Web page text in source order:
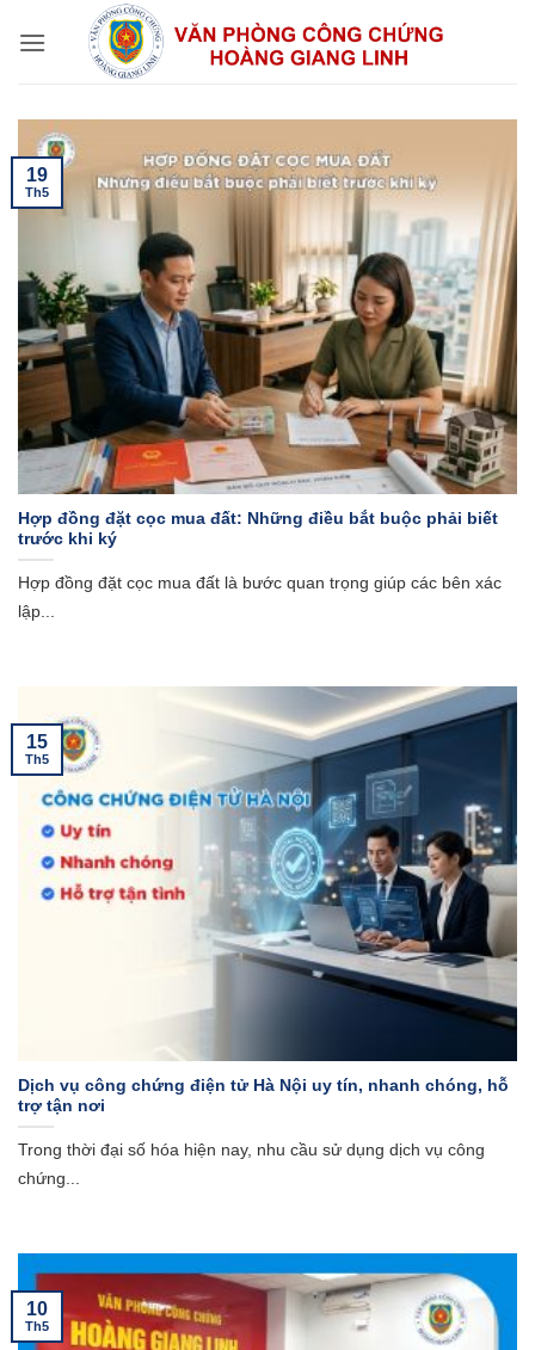
qua
Hợp đồng đặt cọc mua đất: Những điều bắt buộc phải biết
trước khi ký
Hợp đồng đặt cọc mua đất là bước quan trọng giúp các bên xác
lập...
19
Th5
Dịch vụ công chứng điện tử Hà Nội uy tín, nhanh chóng, hỗ
trợ tận nơi
Trong thời đại số hóa hiện nay, nhu cầu sử dụng dịch vụ công
chứng...
15
Th5
10
Th5